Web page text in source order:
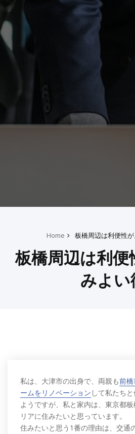
Home 板橋周辺は利便性
板橋周辺は利
みよい
私は、大津市の出身で、両親も前
ームをリノベーション して私たち
ようですが、私と家内は、東京都
リアに住みたいと思っています。
住みたいと思う1番の理由は、交通